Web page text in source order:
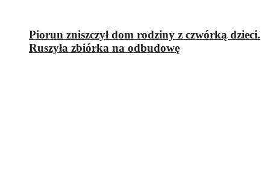
Piorun zniszczył dom rodziny z czwórką dzieci.
Ruszyła zbiórka na odbudowę